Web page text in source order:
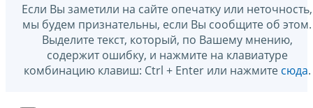
Если Вы заметили на сайте опечатку или неточность,
мы будем признательны, если Вы сообщите об этом.
Выделите текст, который, по Вашему мнению,
содержит ошибку, и нажмите на клавиатуре
комбинацию клавиш: Ctrl + Enter или нажмите сюда.